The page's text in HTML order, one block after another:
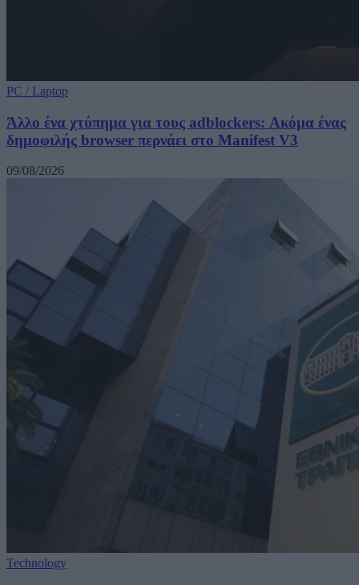
PC / Laptop
Άλλο ένα χτύπημα για τους adblockers: Ακόμα ένας
δημοφιλής browser περνάει στο Manifest V3
09/08/2026
Technology